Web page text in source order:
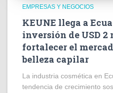
EMPRESAS Y NEGOCIOS
KEUNE llega a
inversión de USD
fortalecer el
belleza capilar
La industria cosmética en
tendencia de crecimiento